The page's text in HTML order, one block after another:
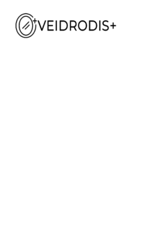
Pereiti
prie